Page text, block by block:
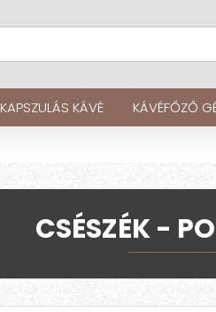
KAPSZULÁS KÁVÉ KÁVÉFŐZŐ
CSÉSZÉK -